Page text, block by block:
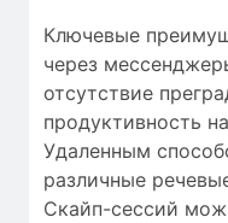
Ключевые
через
отсутствие
продуктивность
Удаленным
различные
Скайп-сессий